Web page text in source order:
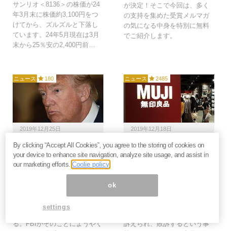
サンリオ＜8136＞の株価が24
年3月末に株価約3,100円をつ
けてから、ズルズルと下落し
ています。24年5月現在は3月
末から25％安の2,400円前…
が決定！そこで今回は、多く
の支持を集めた受賞メルマガ
の気になる中身を特別に無料
でご紹介します。
ニュース 180
2019年12月25日
2021年、米中は国交断
絶へ？FBIが今さら警告
する中国の人材引き抜き
と技術奪取＝高島康司
入して作り上げた科学技術と
研究者を大量に引き抜いてい
る。FBIがそのことにようやく
ニュース 2485
2019年12月18日
無印良品、中国で商標敗
訴は当然？国家ぐるみで
の手口」＝鈴木傾城
訴えられ、敗訴するという事
By clicking “Accept All Cookies”, you agree to the storing of cookies on
your device to enhance site navigation, analyze site usage, and assist in
our marketing efforts.Coolie policy
ok
settings